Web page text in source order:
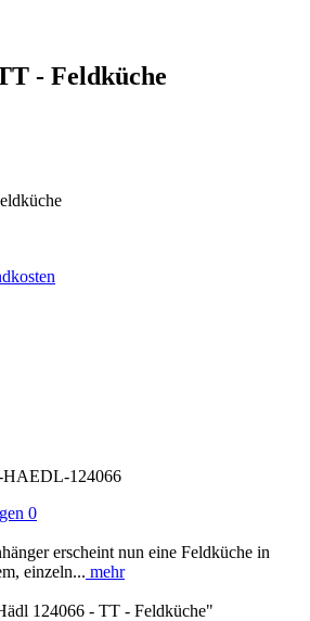
- Feldküche
HAEDL-124066
0
erscheint nun eine Feldküche in
einzeln... mehr
124066 - TT - Feldküche"